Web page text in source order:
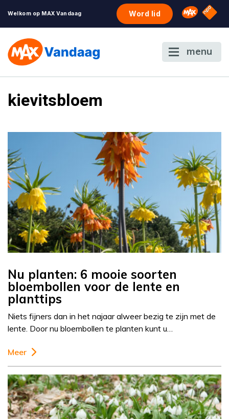
Welkom op MAX Vandaag Word lid Omroep
NPO
menu
kievitsbloem
Nu planten: 6 mooie soorten
bloembollen voor de lente en
planttips
Niets fijners dan in het najaar alweer bezig te zijn met de
lente. Door nu bloembollen te planten kunt u…
Meer